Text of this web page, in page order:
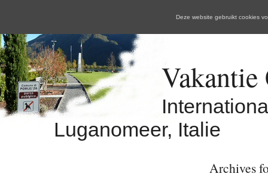
Luganomeer, Italie
Archives
Deze website gebruikt cookies